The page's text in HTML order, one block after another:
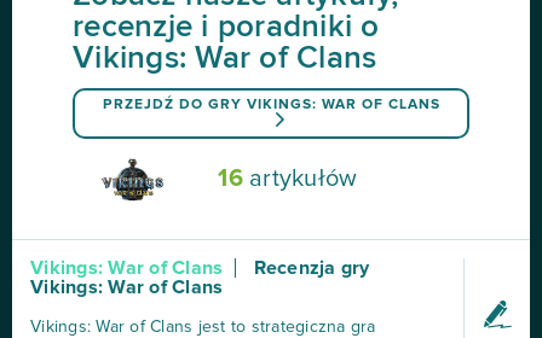
Tutorial
recenzje i poradniki o
Vikings: War of Clans
PRZEJDŹ DO GRY VIKINGS: WAR OF CLANS
16artykułów
Vikings: War of Clans
Recenzja gry
Vikings: War of Clans
Vikings: War of Clans jest to strategiczna gra